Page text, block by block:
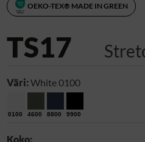
OEKO-TEX® MADE IN GREEN
TS17
Väri:White 0100
0100 4600 8800 9900
Koko: